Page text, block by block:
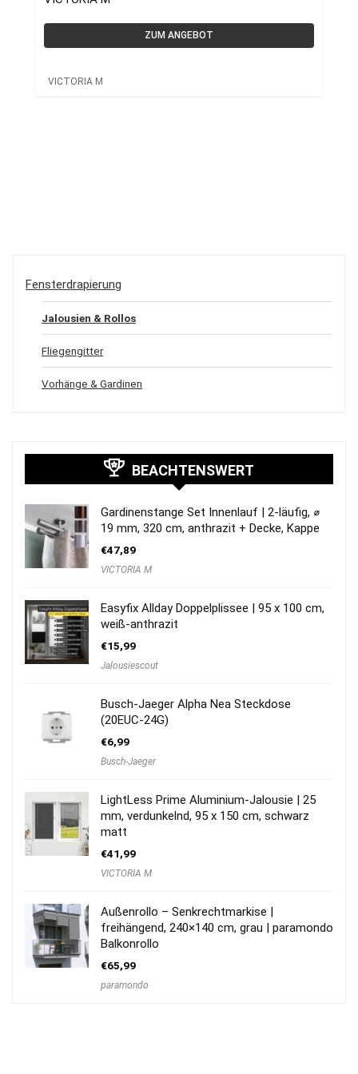
ZUM ANGEBOT
VICTORIA M
Fensterdrapierung
Jalousien & Rollos
Fliegengitter
Vorhänge & Gardinen
BEACHTENSWERT
Gardinenstange Set Innenlauf | 2-läufig, ⌀
19 mm, 320 cm, anthrazit + Decke, Kappe
€47,89
VICTORIA M
Easyfix Allday Doppelplissee | 95 x 100 cm,
weiß-anthrazit
€15,99
Jalousiescout
Busch-Jaeger Alpha Nea Steckdose
(20EUC-24G)
€6,99
Busch-Jaeger
LightLess Prime Aluminium-Jalousie | 25
mm, verdunkelnd, 95 x 150 cm, schwarz
matt
€41,99
VICTORIA M
Außenrollo – Senkrechtmarkise |
freihängend, 240×140 cm, grau | paramondo
Balkonrollo
€65,99
paramondo